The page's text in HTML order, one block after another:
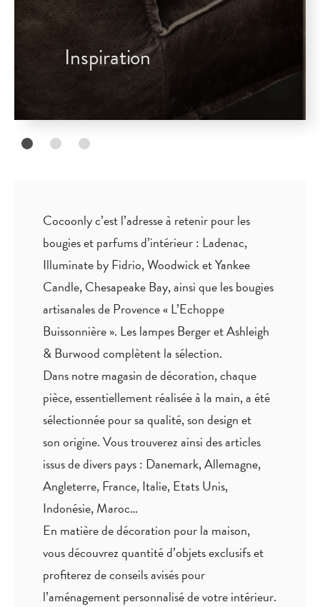
Inspiration
Cocoonly c’est l’adresse à retenir pour les
bougies et parfums d’intérieur : Ladenac,
Illuminate by Fidrio, Woodwick et Yankee
Candle, Chesapeake Bay, ainsi que les bougies
artisanales de Provence « L’Echoppe
Buissonnière ». Les lampes Berger et Ashleigh
& Burwood complètent la sélection.
Dans notre magasin de décoration, chaque
pièce,essentiellement réalisée à la main, a été
sélectionnée pour sa qualité, son design et
son origine. Vous trouverez ainsi des articles
issus de divers pays : Danemark, Allemagne,
Angleterre, France, Italie, Etats Unis,
Indonésie, Maroc…
En matière de décoration pour la maison,
vous découvrez quantitéd’objets exclusifset
profiterez deconseils aviséspour
l’aménagement personnalisé de votre intérieur.